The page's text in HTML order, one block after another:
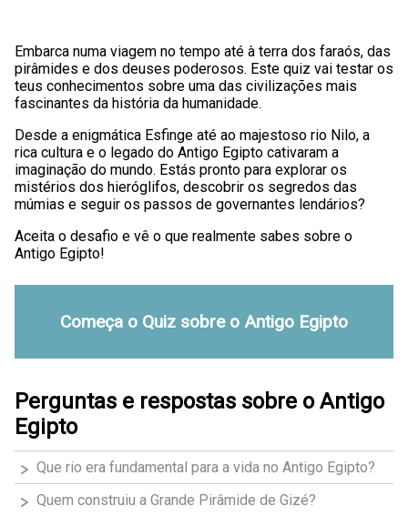
Embarca numa viagem no tempo até à terra dos faraós, das
pirâmides e dos deuses poderosos. Este quiz vai testar os
teus conhecimentos sobre uma das civilizações mais
fascinantes da história da humanidade.
Desde a enigmática Esfinge até ao majestoso rio Nilo, a
rica cultura e o legado do Antigo Egipto cativaram a
imaginação do mundo. Estás pronto para explorar os
mistérios dos hieróglifos, descobrir os segredos das
múmias e seguir os passos de governantes lendários?
Aceita o desafio e vê o que realmente sabes sobre o
Antigo Egipto!
Começa o Quiz sobre o Antigo Egipto
Perguntas e respostas sobre o Antigo
Egipto
Que rio era fundamental para a vida no Antigo Egipto?
Quem construiu a Grande Pirâmide de Gizé?